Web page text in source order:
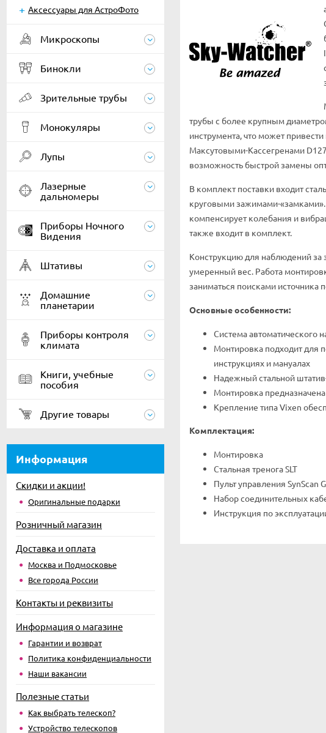
Аксессуары для АстроФото
Микроскопы
Бинокли
Зрительные трубы
Монокуляры
Лупы
Лазерные
дальномеры
Приборы Ночного
Видения
Штативы
Домашние
планетарии
Приборы контроля
климата
Книги, учебные
пособия
Другие товары
Информация
Скидки и акции!
Оригинальные подарки
Розничный магазин
Доставка и оплата
Москва и Подмосковье
Все города России
Контакты и реквизиты
Информация о магазине
Гарантии и возврат
Политика конфиденциальности
Наши вакансии
Полезные статьи
Как выбрать телескоп?
Устройство телескопов
трубы с более крупным
инструмента, что может
Максутовыми-Кассегренами
возможность быстрой замены
В комплект поставки входит
круговыми зажимами-
компенсирует колебания и
также входит в комплект.
Конструкцию для наблюдений за
умеренный вес. Работа
заниматься поисками источника
Основные особенности:
Система автоматического
Монтировка подходит для
инструкциях и мануалах
Надежный стальной
Монтировка
Крепление типа Vixen
Комплектация:
Монтировка
Стальная тренога SLT
Пульт управления SynScan
Набор соединительных
Инструкция по